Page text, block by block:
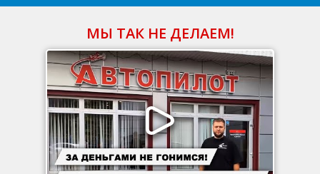
МЫ ТАК НЕ ДЕЛАЕМ!